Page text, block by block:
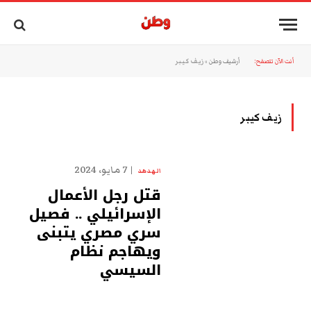
أنت الآن تتصفح: أرشيف وطن »زيف كيبر
زيف كيبر
الهدهد 7 مايو، 2024
قتل رجل الأعمال
الإسرائيلي .. فصيل
سري مصري يتبنى
ويهاجم نظام
السيسي